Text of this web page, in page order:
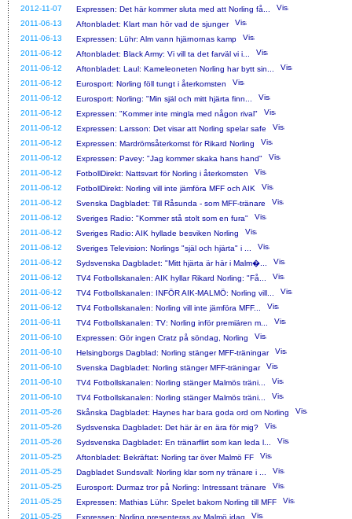
2012-11-07
Expressen: Det här kommer sluta med att Norling få...
2011-06-13
Aftonbladet: Klart man hör vad de sjunger
2011-06-13
Expressen: Lühr: Alm vann hjärnornas kamp
2011-06-12
Aftonbladet: Black Army: Vi vill ta det farväl vi i...
2011-06-12
Aftonbladet: Laul: Kameleoneten Norling har bytt sin...
2011-06-12
Eurosport: Norling föll tungt i återkomsten
2011-06-12
Eurosport: Norling: "Min själ och mitt hjärta finn...
2011-06-12
Expressen: "Kommer inte mingla med någon rival"
2011-06-12
Expressen: Larsson: Det visar att Norling spelar safe
2011-06-12
Expressen: Mardrömsåterkomst för Rikard Norling
2011-06-12
Expressen: Pavey: "Jag kommer skaka hans hand"
2011-06-12
FotbollDirekt: Nattsvart för Norling i återkomsten
2011-06-12
FotbollDirekt: Norling vill inte jämföra MFF och AIK
2011-06-12
Svenska Dagbladet: Till Råsunda - som MFF-tränare
2011-06-12
Sveriges Radio: "Kommer stå stolt som en fura"
2011-06-12
Sveriges Radio: AIK hyllade besviken Norling
2011-06-12
Sveriges Television: Norlings "själ och hjärta" i ...
2011-06-12
Sydsvenska Dagbladet: "Mitt hjärta är här i Malm�...
2011-06-12
TV4 Fotbollskanalen: AIK hyllar Rikard Norling: "Få...
2011-06-12
TV4 Fotbollskanalen: INFÖR AIK-MALMÖ: Norling vill...
2011-06-12
TV4 Fotbollskanalen: Norling vill inte jämföra MFF...
2011-06-11
TV4 Fotbollskanalen: TV: Norling inför premiären m...
2011-06-10
Expressen: Gör ingen Cratz på söndag, Norling
2011-06-10
Helsingborgs Dagblad: Norling stänger MFF-träningar
2011-06-10
Svenska Dagbladet: Norling stänger MFF-träningar
2011-06-10
TV4 Fotbollskanalen: Norling stänger Malmös träni...
2011-06-10
TV4 Fotbollskanalen: Norling stänger Malmös träni...
2011-05-26
Skånska Dagbladet: Haynes har bara goda ord om Norling
2011-05-26
Sydsvenska Dagbladet: Det här är en ära för mig?
2011-05-26
Sydsvenska Dagbladet: En tränarflirt som kan leda l...
2011-05-25
Aftonbladet: Bekräftat: Norling tar över Malmö FF
2011-05-25
Dagbladet Sundsvall: Norling klar som ny tränare i ...
2011-05-25
Eurosport: Durmaz tror på Norling: Intressant tränare
2011-05-25
Expressen: Mathias Lühr: Spelet bakom Norling till MFF
2011-05-25
Expressen: Norling presenteras av Malmö idag